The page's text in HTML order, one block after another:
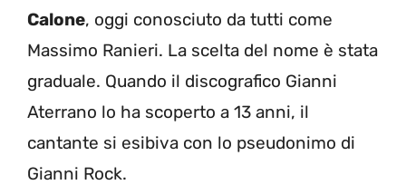
Calone, oggi conosciuto da tutti come
Massimo Ranieri. La scelta del nome è stata
graduale. Quando il discografico Gianni
Aterrano lo ha scoperto a 13 anni, il
cantante si esibiva con lo pseudonimo di
Gianni Rock.